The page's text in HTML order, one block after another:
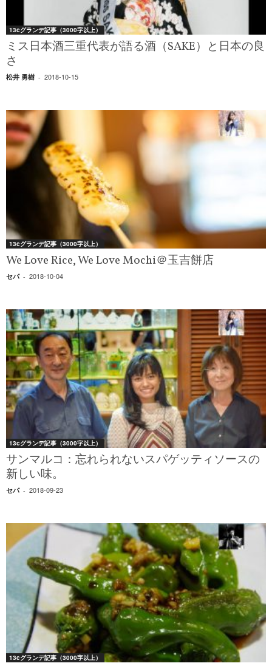
13cグランデ記事（3000字以上）
ミス日本酒三重代表が語る酒（SAKE）と日本の良
さ
松井 勇樹 - 2018-10-15
13cグランデ記事（3000字以上）
We Love Rice, We Love Mochi＠玉吉餅店
セパ - 2018-10-04
13cグランデ記事（3000字以上）
サンマルコ：忘れられないスパゲッティソースの
新しい味。
セパ - 2018-09-23
13cグランデ記事（3000字以上）